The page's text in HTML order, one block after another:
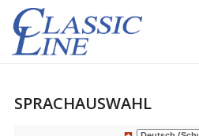
SPRACHAUSWAHL